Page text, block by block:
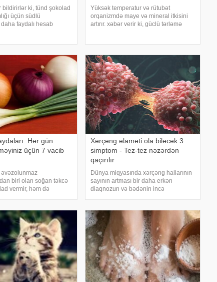
bildirirlər ki, tünd şokolad
üçün südlü
faydalı hesab
Yüksək temperatur və rütubət
orqanizmdə maye və mineral itkisini
artırır. xəbər verir ki, güclü tərləmə
hallara səbəb ol
Hər gün
üçün 7 vacib
biri olan soğan təkcə
vermir, həm də
və
sayəsində soğa
Xərçəng əlaməti ola biləcək 3
simptom - Tez-tez nəzərdən
qaçırılır
Dünya miqyasında xərçəng hallarının
sayının artması bir daha erkən
diaqnozun və bədənin incə
Məşhur inancın əksinə olaraq,
xərçəng növləri həmişə ağı